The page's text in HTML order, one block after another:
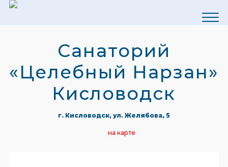
Санаторий
«Целебный Нарзан»
Кисловодск
г. Кисловодск, ул. Желябова, 5
на карте